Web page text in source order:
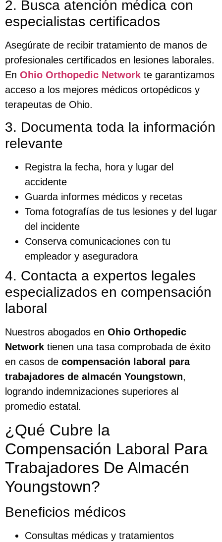
2. Busca atención médica con
especialistas certificados
Asegúrate de recibir tratamiento de manos de
profesionales certificados en lesiones laborales.
En Ohio Orthopedic Network te garantizamos
acceso a los mejores médicos ortopédicos y
terapeutas de Ohio.
3. Documenta toda la información
relevante
Registra la fecha, hora y lugar del
accidente
Guarda informes médicos y recetas
Toma fotografías de tus lesiones y del lugar
del incidente
Conserva comunicaciones con tu
empleador y aseguradora
4. Contacta a expertos legales
especializados en compensación
laboral
Nuestros abogados en Ohio Orthopedic
Network tienen una tasa comprobada de éxito
en casos de compensación laboral para
trabajadores de almacén Youngstown,
logrando indemnizaciones superiores al
promedio estatal.
¿Qué Cubre la
Compensación Laboral Para
Trabajadores De Almacén
Youngstown?
Beneficios médicos
Consultas médicas y tratamientos